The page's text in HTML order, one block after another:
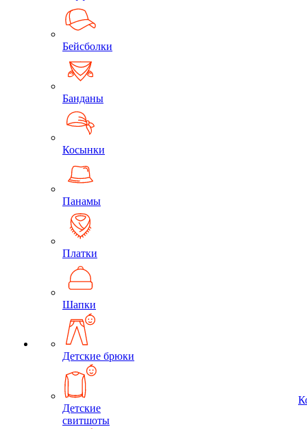
Бейсболки
Банданы
Косынки
Панамы
Платки
Шапки
Детские брюки
Детские
свитшоты